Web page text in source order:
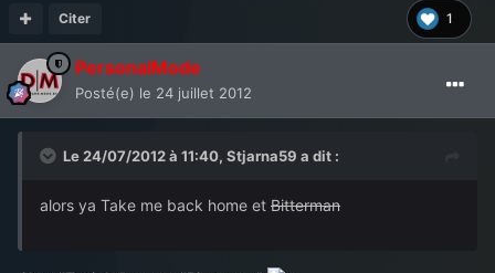
1
Citer
PersonalMode
Posté(e) le 24 juillet 2012
Le 24/07/2012 à 11:40, Stjarna59 a dit :
alors ya Take me back home et Bitterman